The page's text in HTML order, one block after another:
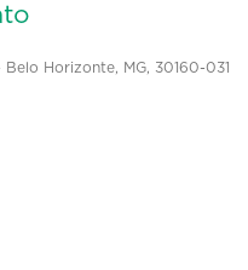
Horizonte, MG, 30160-031